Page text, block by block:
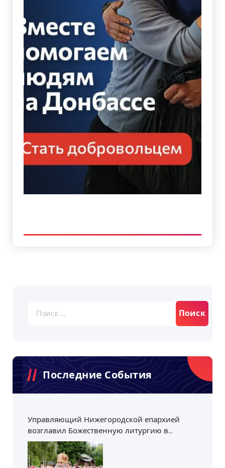
Последние События
Управляющий Нижегородской епархией
возглавил Божественную литургию в
Пантелеимоновском храме Приокского
благочиния